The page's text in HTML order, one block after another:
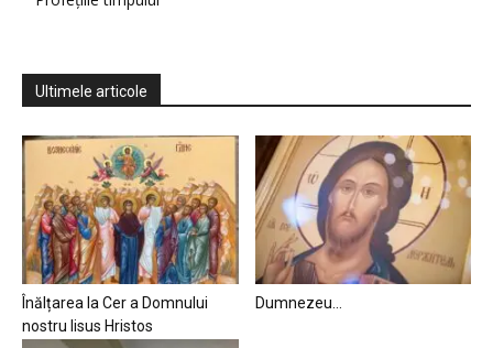
Ultimele articole
Înălțarea la Cer a Domnului
nostru Iisus Hristos
Dumnezeu…